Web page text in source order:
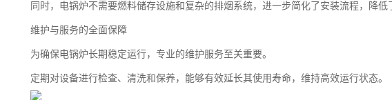
同时，电锅炉不需要燃料储存设施和复杂的排烟系统，进一步简化了安装流程，降低
维护与服务的全面保障
为确保电锅炉长期稳定运行，专业的维护服务至关重要。
定期对设备进行检查、清洗和保养，能够有效延长其使用寿命，维持高效运行状态。